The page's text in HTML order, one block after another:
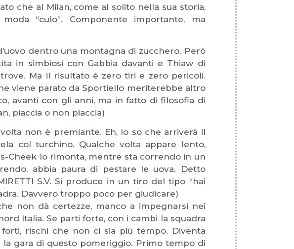
che al Milan, come al solito nella sua storia,
“culo”. Componente importante, ma
dentro una montagna di zucchero. Però
in simbiosi con Gabbia davanti e Thiaw di
Ma il risultato è zero tiri e zero pericoli.
viene parato da Sportiello meriterebbe altro
avanti con gli anni, ma in fatto di filosofia di
piaccia o non piaccia)
non è premiante. Eh, lo so che arriverà il
col turchino. Qualche volta appare lento,
Cheek lo rimonta, mentre sta correndo in un
abbia paura di pestare le uova. Detto
S.V. Si produce in un tiro del tipo “hai
Davvero troppo poco per giudicare)
non dà certezze, manco a impegnarsi nei
Italia. Se parti forte, con i cambi la squadra
rischi che non ci sia più tempo. Diventa
la gara di questo pomeriggio. Primo tempo di